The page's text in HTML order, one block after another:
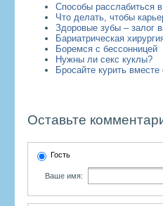
Способы расслабиться
Что делать, чтобы
Здоровые зубы – залог
Бариатрическая
Боремся с бессонницей
Нужны ли секс куклы?
Бросайте курить
Оставьте
Гость
Ваше имя: